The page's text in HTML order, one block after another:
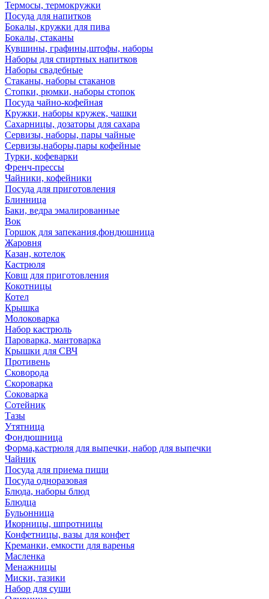
Термосы, термокружки
Посуда для напитков
Бокалы, кружки для пива
Бокалы, стаканы
Кувшины, графины,штофы, наборы
Наборы для спиртных напитков
Наборы свадебные
Стаканы, наборы стаканов
Стопки, рюмки, наборы стопок
Посуда чайно-кофейная
Кружки, наборы кружек, чашки
Сахарницы, дозаторы для сахара
Сервизы, наборы, пары чайные
Сервизы,наборы,пары кофейные
Турки, кофеварки
Френч-прессы
Чайники, кофейники
Посуда для приготовления
Блинница
Баки, ведра эмалированные
Вок
Горшок для запекания,фондюшница
Жаровня
Казан, котелок
Кастрюля
Ковш для приготовления
Кокотницы
Котел
Крышка
Молоковарка
Набор кастрюль
Пароварка, мантоварка
Крышки для СВЧ
Противень
Сковорода
Скороварка
Соковарка
Сотейник
Тазы
Утятница
Фондюшница
Форма,кастрюля для выпечки, набор для выпечки
Чайник
Посуда для приема пищи
Посуда одноразовая
Блюда, наборы блюд
Блюдца
Бульонница
Икорницы, шпротницы
Конфетницы, вазы для конфет
Креманки, емкости для варенья
Масленка
Менажницы
Миски, тазики
Набор для суши